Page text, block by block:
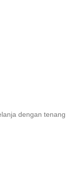
dengan tenang